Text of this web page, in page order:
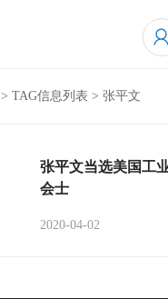
> TAG信息列表 > 张平文
张平文当选美国工
会士
2020-04-02